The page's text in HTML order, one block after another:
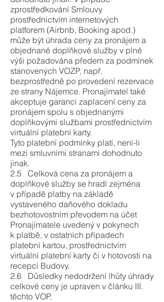
zprostředkování Smlouvy
prostřednictvím internetových
platforem (Airbnb, Booking apod.)
může být úhrada ceny za pronájem a
objednané doplňkové služby v plné
výši požadována předem za podmínek
stanovených VOZP, např.
bezprostředně po provedení rezervace
ze strany Nájemce. Pronajímatel také
akceptuje garanci zaplacení ceny za
pronájem spolu s objednanými
doplňkovými službami prostřednictvím
virtuální platební karty.
Tyto platební podmínky platí, není-li
mezi smluvními stranami dohodnuto
jinak.
2.5 Celková cena za pronájem a
doplňkové služby se hradí zejména
v případě platby na základě
vystaveného daňového dokladu
bezhotovostním převodem na účet
Pronajímatele uvedený v pokynech
k platbě, v ostatních případech
platební kartou, prostřednictvím
virtuální platební karty či v hotovosti na
recepci Budovy.
2.6 Důsledky nedodržení lhůty úhrady
celkové ceny je upraven v článku III.
těchto VOP.